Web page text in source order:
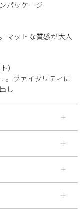
パッケージ
マットな質感が大人
）
。ヴァイタリティに
し
＋
＋
＋
＋